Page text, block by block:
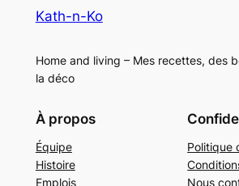
Kath-n-Ko
Home and living – Mes recettes, des
la déco
À propos
Équipe
Histoire
Emplois
Politique
Nous